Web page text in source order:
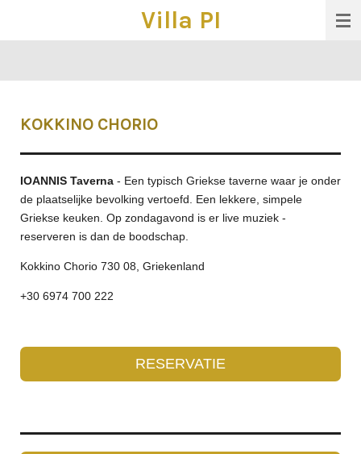
Villa PI
KOKKINO CHORIO
IOANNIS Taverna - Een typisch Griekse taverne waar je onder
de plaatselijke bevolking vertoefd. Een lekkere, simpele
Griekse keuken. Op zondagavond is er live muziek -
reserveren is dan de boodschap.
Kokkino Chorio 730 08, Griekenland
+30 6974 700 222
RESERVATIE